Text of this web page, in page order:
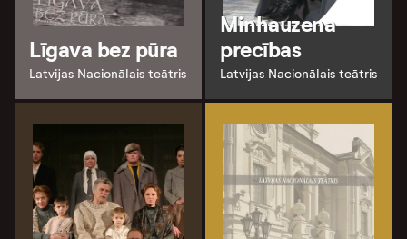
Līgava bez pūra
Latvijas Nacionālais teātris
Minhauzena
precības
Latvijas Nacionālais teātris